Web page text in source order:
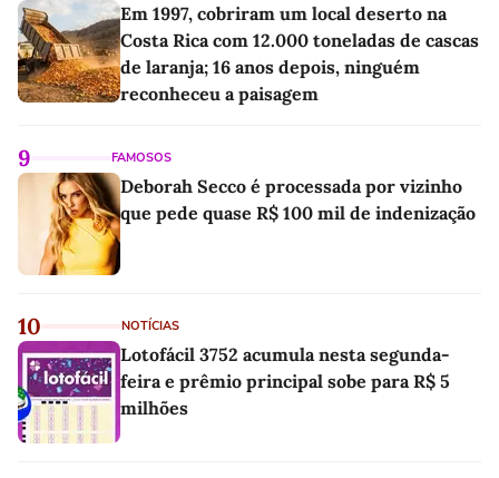
Em 1997, cobriram um local deserto na
Costa Rica com 12.000 toneladas de cascas
de laranja; 16 anos depois, ninguém
reconheceu a paisagem
9 FAMOSOS
Deborah Secco é processada por vizinho
que pede quase R$ 100 mil de indenização
10 NOTÍCIAS
Lotofácil 3752 acumula nesta segunda-
feira e prêmio principal sobe para R$ 5
milhões